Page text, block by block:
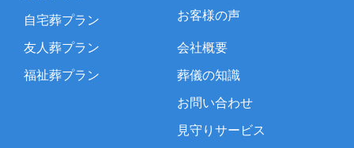
自宅葬プラン
友人葬プラン
福祉葬プラン
お客様の声
会社概要
葬儀の知識
お問い合わせ
見守りサービス